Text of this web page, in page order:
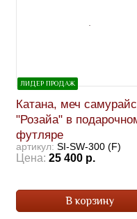
ЛИДЕР ПРОДАЖ
Катана, меч
"Розайа" в
футляре
артикул: SI-SW-300 (F)
Цена: 25 400 р.
В корзину